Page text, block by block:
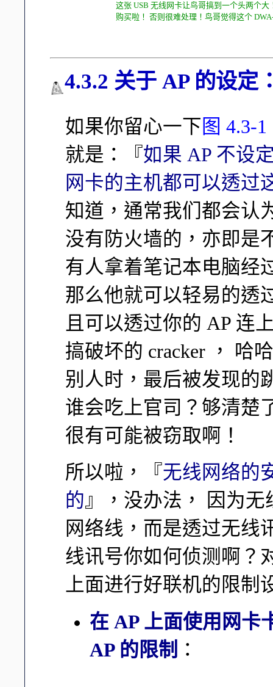
这张 USB 无线网卡让鸟哥搞到一个头两个
购买啦！ 否则很难处理！鸟哥觉得这个
4.3.2 关于 AP 的设定
如果你留心一下 图 4.3-1
就是：『如果 AP 不设
网卡的主机都可以透过
知道，通常我们都会认
没有防火墙的，亦即是
有人拿着笔记本电脑经
那么他就可以轻易的透
且可以透过你的 AP 连
搞破坏的 cracker ， 哈
别人时，最后被发现的
谁会吃上官司？够清楚
很有可能被窃取啊！
所以啦，『无线网络的
的』，没办法， 因为
网络线，而是透过无线
线讯号你如何侦测啊？
上面进行好联机的限制
在 AP 上面使用网卡
AP 的限制 ：